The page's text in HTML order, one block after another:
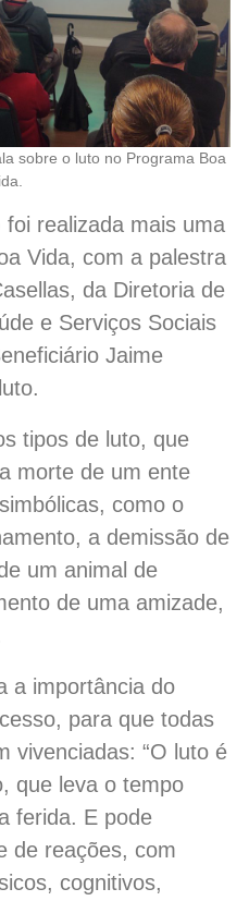
sobre o luto no Programa Boa
realizada mais uma
Vida, com a palestra
da Diretoria de
e Serviços Sociais
Jaime
tipos de luto, que
morte de um ente
como o
a demissão de
um animal de
de uma amizade,
a importância do
para que todas
vivenciadas: “O luto é
que leva o tempo
ferida. E pode
de reações, com
cognitivos,